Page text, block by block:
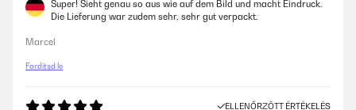
Super! Sieht genau so aus wie auf dem Bild und macht Eindruck.
Die Lieferung war zudem sehr, sehr gut verpackt.
Marcel
Fordítsd le
ELLENŐRZÖTT ÉRTÉKELÉS